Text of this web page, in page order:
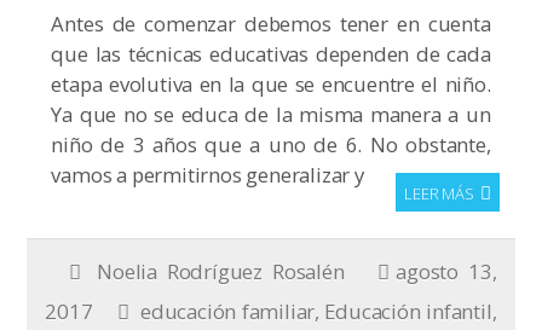
Antes de comenzar debemos tener en cuenta
que las técnicas educativas dependen de cada
etapa evolutiva en la que se encuentre el niño.
Ya que no se educa de la misma manera a un
niño de 3 años que a uno de 6. No obstante,
vamos a permitirnos generalizar y
LEER MÁS
Noelia Rodríguez Rosalén
agosto 13,
2017
educación familiar, Educación infantil,